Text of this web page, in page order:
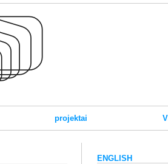
projektai
ENGLISH